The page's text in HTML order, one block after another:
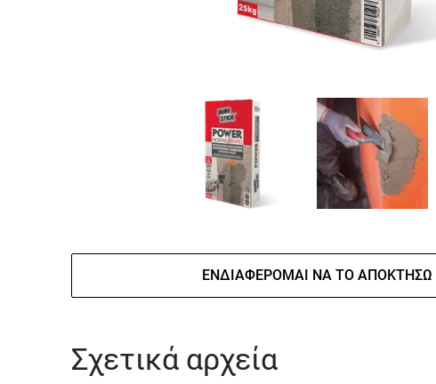
ΕΝΔΙΑΦΈΡΟΜΑΙ ΝΑ ΤΟ ΑΠΟΚΤΉΣΩ
Σχετικά αρχεία